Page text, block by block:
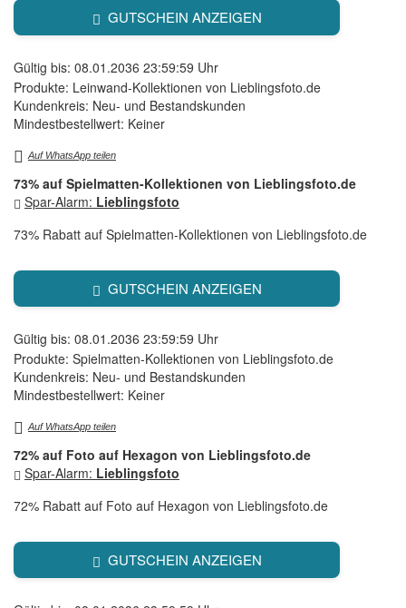
GUTSCHEIN ANZEIGEN
Gültig bis: 08.01.2036 23:59:59 Uhr
Produkte: Leinwand-Kollektionen von Lieblingsfoto.de
Kundenkreis: Neu- und Bestandskunden
Mindestbestellwert: Keiner
Auf WhatsApp teilen
73% auf Spielmatten-Kollektionen von Lieblingsfoto.de
Spar-Alarm: Lieblingsfoto
73% Rabatt auf Spielmatten-Kollektionen von Lieblingsfoto.de
GUTSCHEIN ANZEIGEN
Gültig bis: 08.01.2036 23:59:59 Uhr
Produkte: Spielmatten-Kollektionen von Lieblingsfoto.de
Kundenkreis: Neu- und Bestandskunden
Mindestbestellwert: Keiner
Auf WhatsApp teilen
72% auf Foto auf Hexagon von Lieblingsfoto.de
Spar-Alarm: Lieblingsfoto
72% Rabatt auf Foto auf Hexagon von Lieblingsfoto.de
GUTSCHEIN ANZEIGEN